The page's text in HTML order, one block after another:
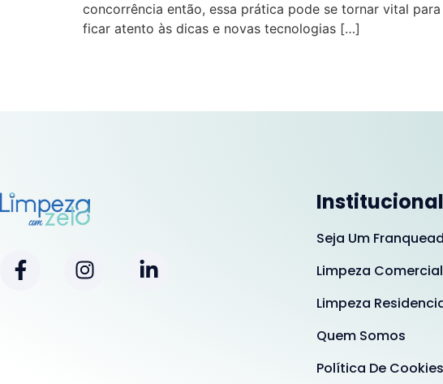
concorrência então, essa prática pode se tornar vital
ficar atento às dicas e novas tecnologias […]
Institucional
Seja Um
Limpeza Comercial
Limpeza
Quem Somos
Política De Cookies